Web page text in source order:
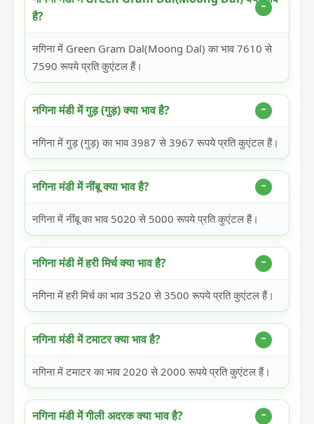
है?
नगिना में Green Gram Dal(Moong Dal) का भाव 7610 से
7590 रूपये प्रति कुएंटल हैं।
नगिना मंडी में गुड़ (गुड़) क्या भाव है?
नगिना में गुड़ (गुड़) का भाव 3987 से 3967 रूपये प्रति कुएंटल हैं।
नगिना मंडी में नींबू क्या भाव है?
नगिना में नींबू का भाव 5020 से 5000 रूपये प्रति कुएंटल हैं।
नगिना मंडी में हरी मिर्च क्या भाव है?
नगिना में हरी मिर्च का भाव 3520 से 3500 रूपये प्रति कुएंटल हैं।
नगिना मंडी में टमाटर क्या भाव है?
नगिना में टमाटर का भाव 2020 से 2000 रूपये प्रति कुएंटल हैं।
नगिना मंडी में गीली अदरक क्या भाव है?